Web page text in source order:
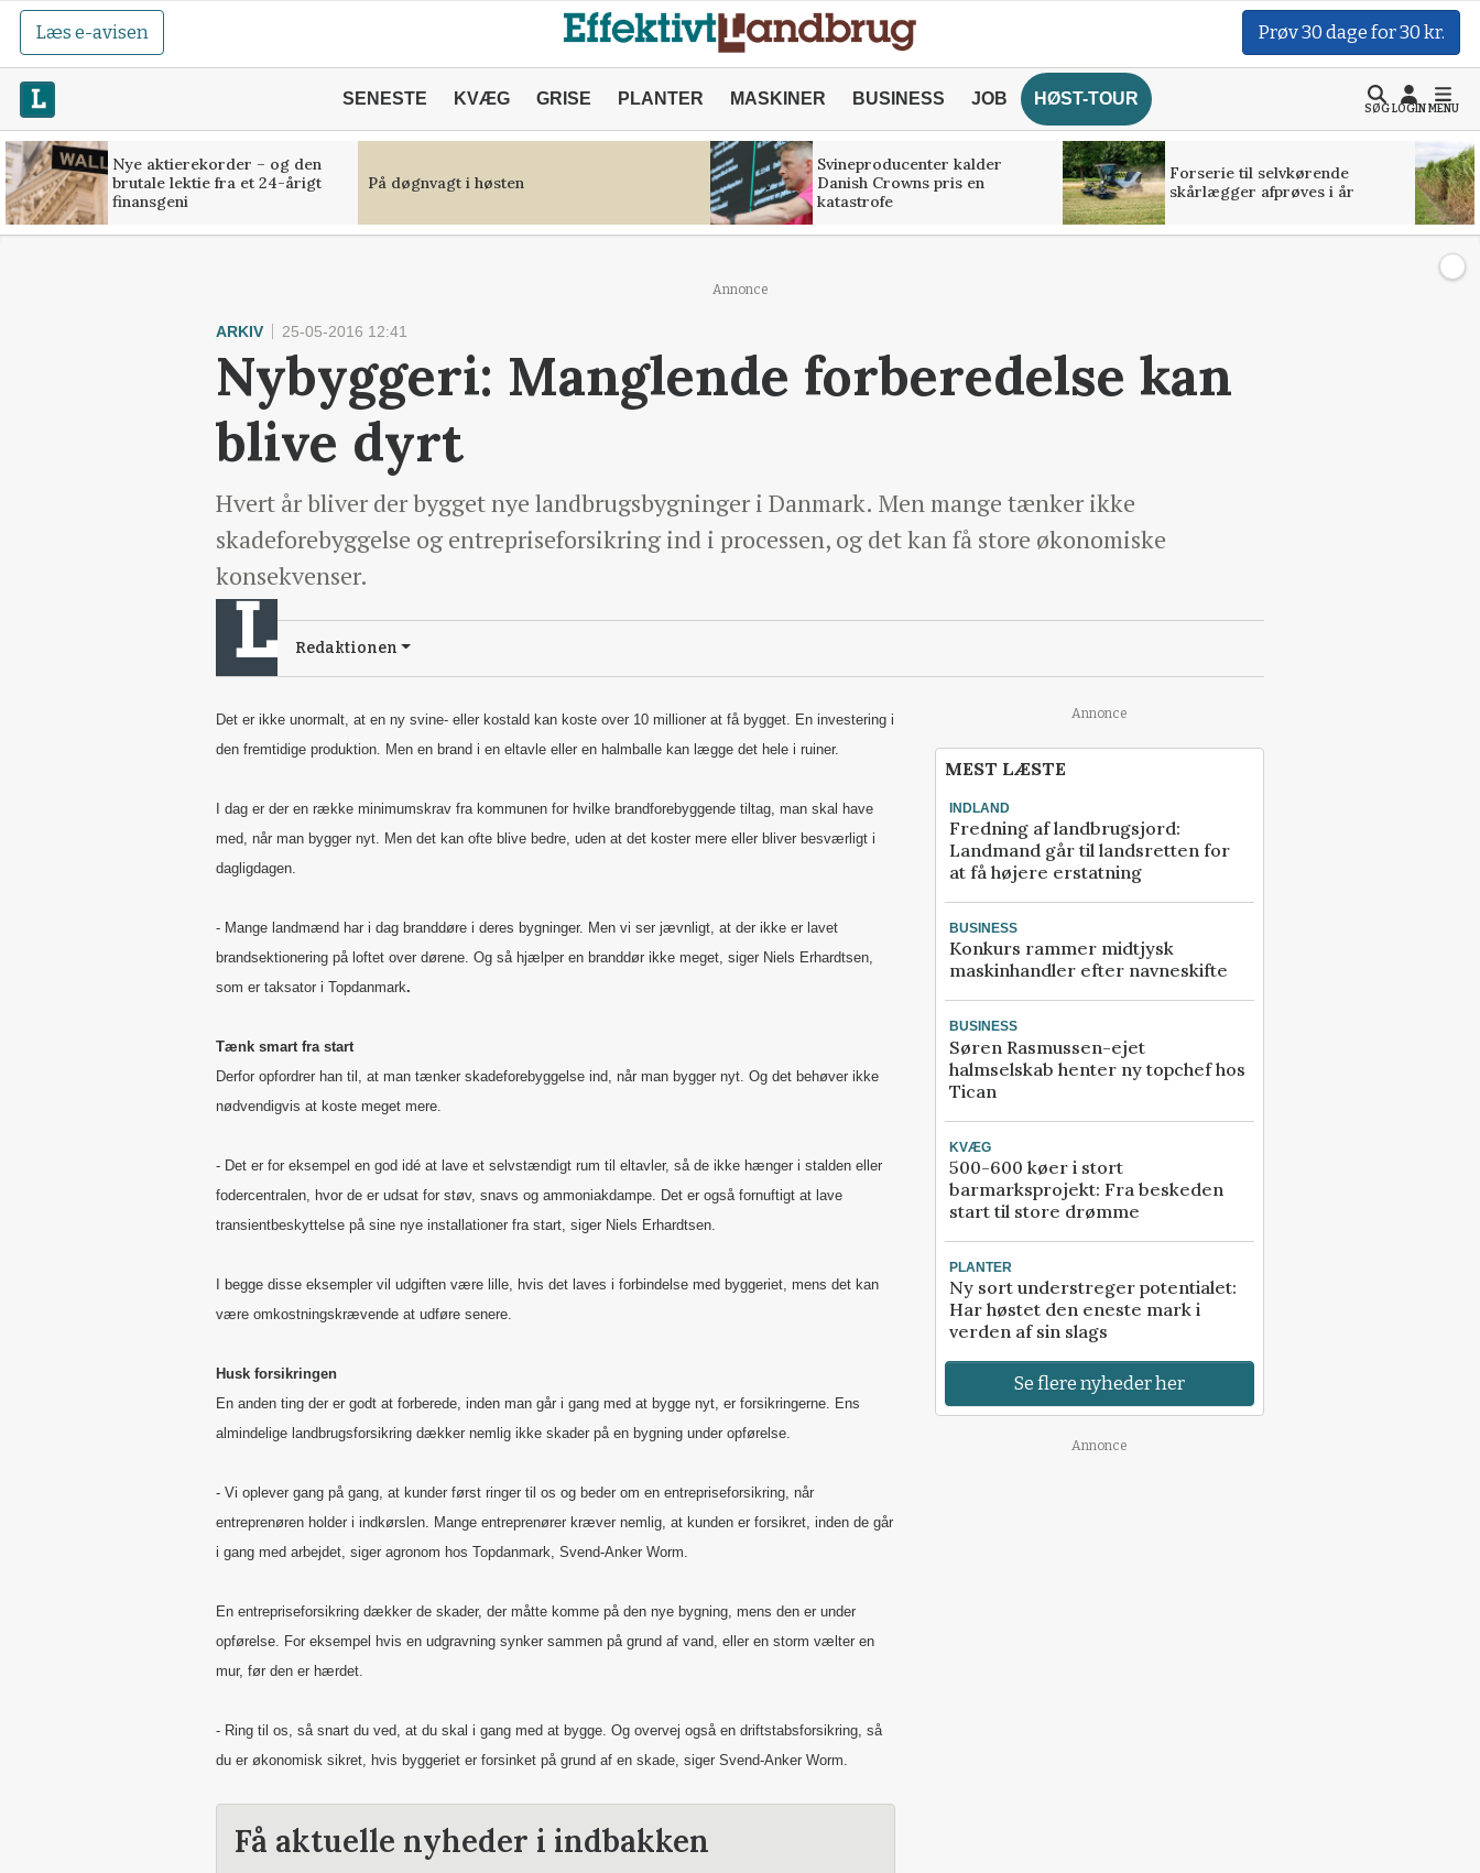
Læs e-avisen Prøv 30 dage for 30 kr.
SENESTE KVÆG GRISE PLANTER MASKINER BUSINESS JOB HØST-TOUR
SØGLOGINMENU
Nye aktierekorder – og den
brutale lektie fra et 24-årigt
finansgeni
På døgnvagt i høsten
Svineproducenter kalder
Danish Crowns pris en
katastrofe
Forserie til selvkørende
skårlægger afprøves i år
Annonce
ARKIV 25-05-2016 12:41
Nybyggeri: Manglende forberedelse kan
blive dyrt
Hvert år bliver der bygget nye landbrugsbygninger i Danmark. Men mange tænker ikke
skadeforebyggelse og entrepriseforsikring ind i processen, og det kan få store økonomiske
konsekvenser.
Redaktionen
Det er ikke unormalt, at en ny svine- eller kostald kan koste over 10 millioner at få bygget. En investering i
den fremtidige produktion. Men en brand i en eltavle eller en halmballe kan lægge det hele i ruiner.
I dag er der en række minimumskrav fra kommunen for hvilke brandforebyggende tiltag, man skal have
med, når man bygger nyt. Men det kan ofte blive bedre, uden at det koster mere eller bliver besværligt i
dagligdagen.
- Mange landmænd har i dag branddøre i deres bygninger. Men vi ser jævnligt, at der ikke er lavet
brandsektionering på loftet over dørene. Og så hjælper en branddør ikke meget, siger Niels Erhardtsen,
som er taksator i Topdanmark.
Tænk smart fra start
Derfor opfordrer han til, at man tænker skadeforebyggelse ind, når man bygger nyt. Og det behøver ikke
nødvendigvis at koste meget mere.
- Det er for eksempel en god idé at lave et selvstændigt rum til eltavler, så de ikke hænger i stalden eller
fodercentralen, hvor de er udsat for støv, snavs og ammoniakdampe. Det er også fornuftigt at lave
transientbeskyttelse på sine nye installationer fra start, siger Niels Erhardtsen.
I begge disse eksempler vil udgiften være lille, hvis det laves i forbindelse med byggeriet, mens det kan
være omkostningskrævende at udføre senere.
Husk forsikringen
En anden ting der er godt at forberede, inden man går i gang med at bygge nyt, er forsikringerne. Ens
almindelige landbrugsforsikring dækker nemlig ikke skader på en bygning under opførelse.
- Vi oplever gang på gang, at kunder først ringer til os og beder om en entrepriseforsikring, når
entreprenøren holder i indkørslen. Mange entreprenører kræver nemlig, at kunden er forsikret, inden de går
i gang med arbejdet, siger agronom hos Topdanmark, Svend-Anker Worm.
En entrepriseforsikring dækker de skader, der måtte komme på den nye bygning, mens den er under
opførelse. For eksempel hvis en udgravning synker sammen på grund af vand, eller en storm vælter en
mur, før den er hærdet.
- Ring til os, så snart du ved, at du skal i gang med at bygge. Og overvej også en driftstabsforsikring, så
du er økonomisk sikret, hvis byggeriet er forsinket på grund af en skade, siger Svend-Anker Worm.
Få aktuelle nyheder i indbakken
Annonce
MEST LÆSTE
INDLAND
Fredning af landbrugsjord:
Landmand går til landsretten for
at få højere erstatning
BUSINESS
Konkurs rammer midtjysk
maskinhandler efter navneskifte
BUSINESS
Søren Rasmussen-ejet
halmselskab henter ny topchef hos
Tican
KVÆG
500-600 køer i stort
barmarksprojekt: Fra beskeden
start til store drømme
PLANTER
Ny sort understreger potentialet:
Har høstet den eneste mark i
verden af sin slags
Se flere nyheder her
Annonce